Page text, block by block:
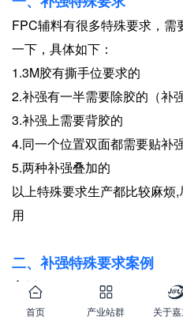
FPC辅料有很多特殊要求，
一下，具体如下：
1.3M胶有撕手位要求的
2.补强有一半需要除胶的（补
3.补强上需要背胶的
4.同一个位置双面都需要贴补
5.两种补强叠加的
以上特殊要求生产都比较麻烦
用
二、补强特殊要求案例
案例一：
问题点：有些客户背胶产品，
首页 产业站群 关于